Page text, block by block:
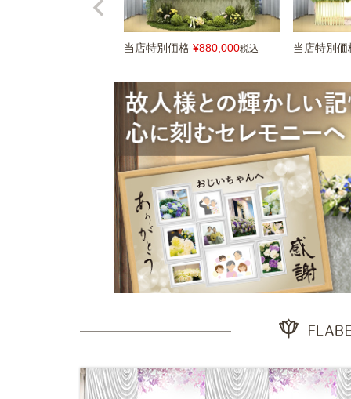
当店特別価格 ¥880,000税込 当店特別価